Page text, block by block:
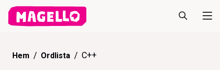
Hem Ordlista C++